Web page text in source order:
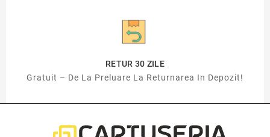
RETUR 30 ZILE
Gratuit – De La Preluare La Returnarea In Depozit!